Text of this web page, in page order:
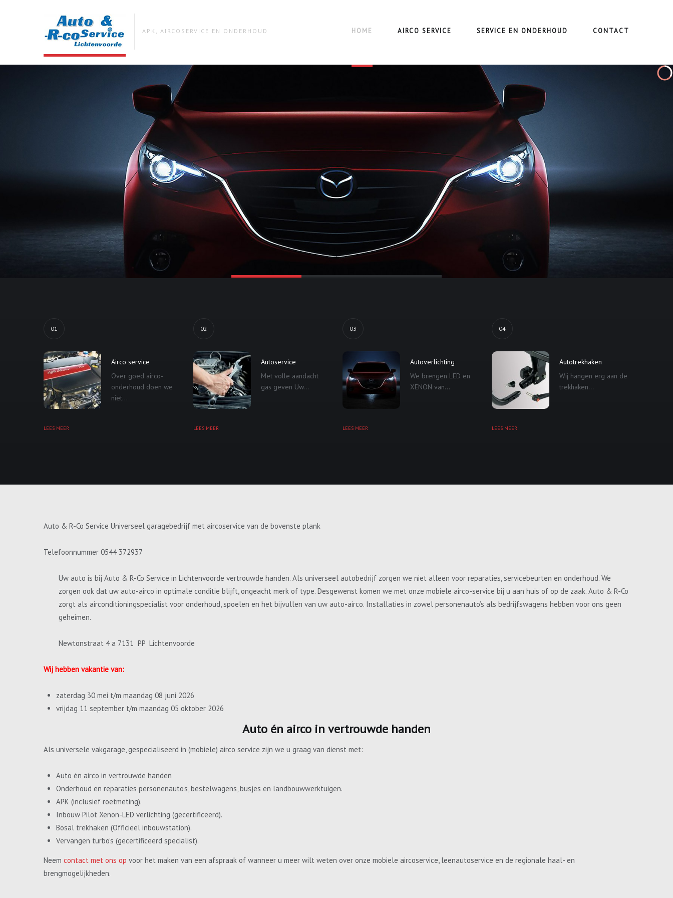
APK, AIRCOSERVICE EN ONDERHOUD HOME AIRCO SERVICE SERVICE EN ONDERHOUD CONTACT
01
Airco service
Over goed airco-
onderhoud doen we
niet...
LEES MEER
02
Autoservice
Met volle aandacht
gas geven Uw...
LEES MEER
03
Autoverlichting
We brengen LED en
XENON van...
LEES MEER
04
Autotrekhaken
Wij hangen erg aan de
trekhaken...
LEES MEER
Auto & R-Co Service Universeel garagebedrijf met aircoservice van de bovenste plank
Telefoonnummer 0544 372937
Uw auto is bij Auto & R-Co Service in Lichtenvoorde vertrouwde handen. Als universeel autobedrijf zorgen we niet alleen voor reparaties, servicebeurten en onderhoud. We
zorgen ook dat uw auto-airco in optimale conditie blijft, ongeacht merk of type. Desgewenst komen we met onze mobiele airco-service bij u aan huis of op de zaak. Auto & R-Co
zorgt als airconditioningspecialist voor onderhoud, spoelen en het bijvullen van uw auto-airco. Installaties in zowel personenauto’s als bedrijfswagens hebben voor ons geen
geheimen.
Newtonstraat 4 a 7131 PP Lichtenvoorde
Wij hebben vakantie van:
zaterdag 30 mei t/m maandag 08 juni 2026
vrijdag 11 september t/m maandag 05 oktober 2026
Auto én airco in vertrouwde handen
Als universele vakgarage, gespecialiseerd in (mobiele) airco service zijn we u graag van dienst met:
Auto én airco in vertrouwde handen
Onderhoud en reparaties personenauto’s, bestelwagens, busjes en landbouwwerktuigen.
APK (inclusief roetmeting).
Inbouw Pilot Xenon-LED verlichting (gecertificeerd).
Bosal trekhaken (Officieel inbouwstation).
Vervangen turbo’s (gecertificeerd specialist).
Neem contact met ons op voor het maken van een afspraak of wanneer u meer wilt weten over onze mobiele aircoservice, leenautoservice en de regionale haal- en
brengmogelijkheden.